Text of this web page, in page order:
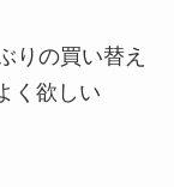
りの買い替え
く欲しい